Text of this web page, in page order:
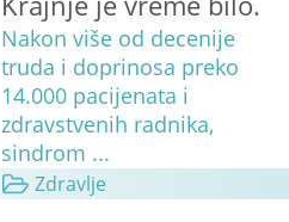
Nakon više od decenije
truda i doprinosa preko
14.000 pacijenata i
zdravstvenih radnika,
sindrom ...
Zdravlje